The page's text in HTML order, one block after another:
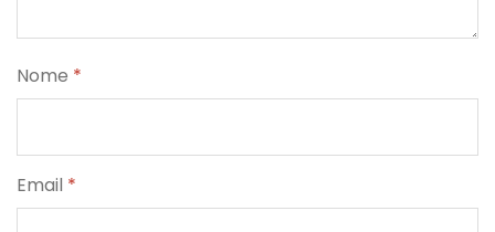
Nome *
Email *